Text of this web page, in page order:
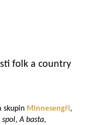
folk a country
skupin Minnesengři,
spol,A basta,